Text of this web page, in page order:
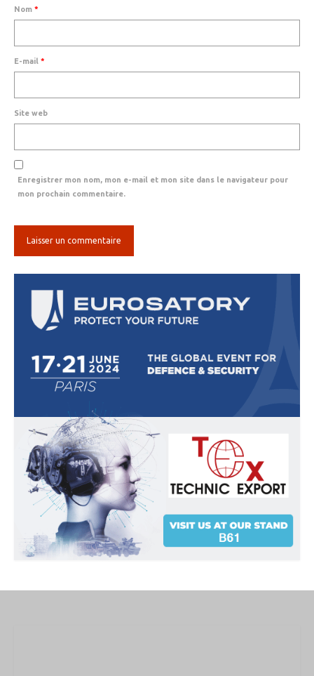
Nom *
E-mail *
Site web
Enregistrer mon nom, mon e-mail et mon site dans le navigateur pour
mon prochain commentaire.